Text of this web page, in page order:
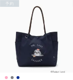
予約